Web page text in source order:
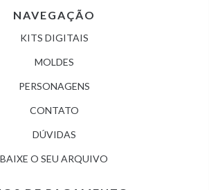
NAVEGAÇÃO
KITS DIGITAIS
MOLDES
PERSONAGENS
CONTATO
DÚVIDAS
BAIXE O SEU ARQUIVO